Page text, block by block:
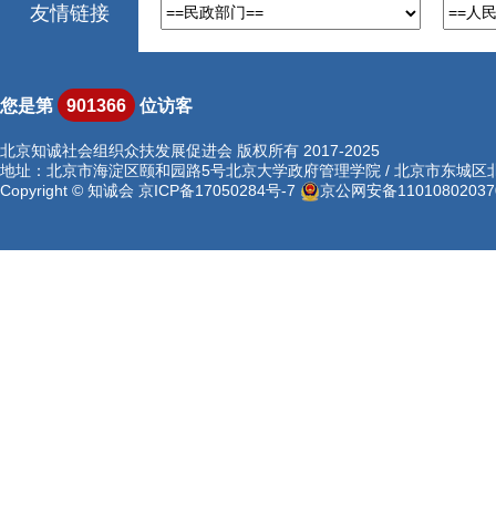
友情链接
您是第 901366 位访客
北京知诚社会组织众扶发展促进会 版权所有 2017-2025
地址：北京市海淀区颐和园路5号北京大学政府管理学院 / 北京市东城
Copyright © 知诚会 京ICP备17050284号-7 京公网安备